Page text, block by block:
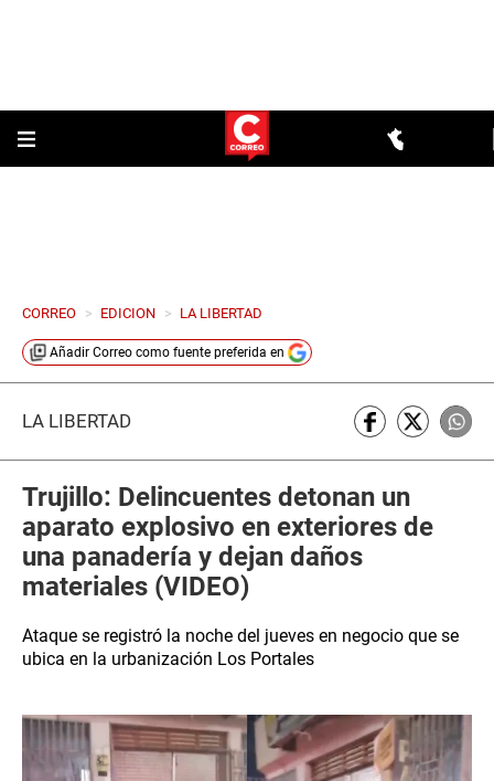
CORREO > EDICION > LA LIBERTAD
Añadir Correo como fuente preferida en
LA LIBERTAD
Trujillo: Delincuentes detonan un
aparato explosivo en exteriores de
una panadería y dejan daños
materiales (VIDEO)
Ataque se registró la noche del jueves en negocio que se
ubica en la urbanización Los Portales